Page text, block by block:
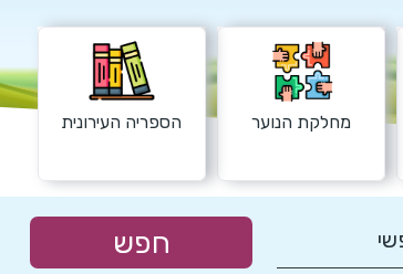
מחלקת הנוער הספריה העירונית